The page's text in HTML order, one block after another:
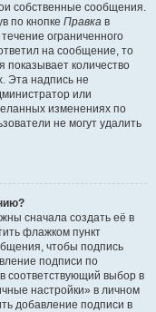
собственные сообщения.
по кнопке Правка в
ограниченного
на сообщение, то
показывает количество
Эта надпись не
или
изменениях по
не могут удалить
сначала создать её в
флажком пункт
чтобы подпись
подписи по
соответствующий выбор в
настройки» в личном
добавление подписи в